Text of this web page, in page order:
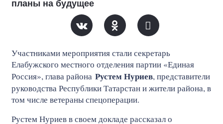
планы на будущее
Участниками мероприятия стали секретарь
Елабужского местного отделения партии «Единая
Россия», глава района Рустем Нуриев, представители
руководства Республики Татарстан и жители района, в
том числе ветераны спецоперации.
Рустем Нуриев в своем докладе рассказал о